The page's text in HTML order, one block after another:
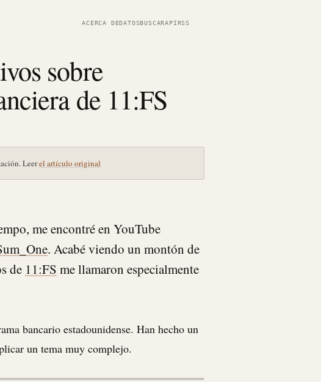
ACERCA DEDATOSBUSCARAPIRSS
sobre
de 11:FS
Leerel artículo original
me encontré en YouTube
. Acabé viendo un montón de
de 11:FS me llamaron especialmente
bancario estadounidense. Han hecho un
un tema muy complejo.